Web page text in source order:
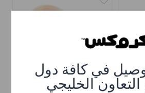
في كافة دول
الخليجي